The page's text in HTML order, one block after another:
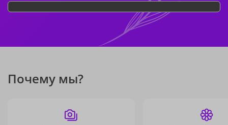
Почему мы?